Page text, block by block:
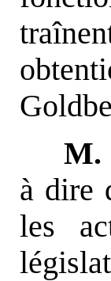
M.
à dire
les